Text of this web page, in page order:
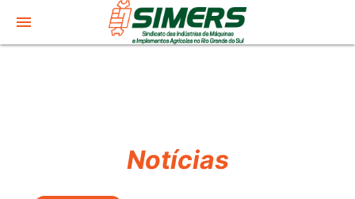
menu
Notícias